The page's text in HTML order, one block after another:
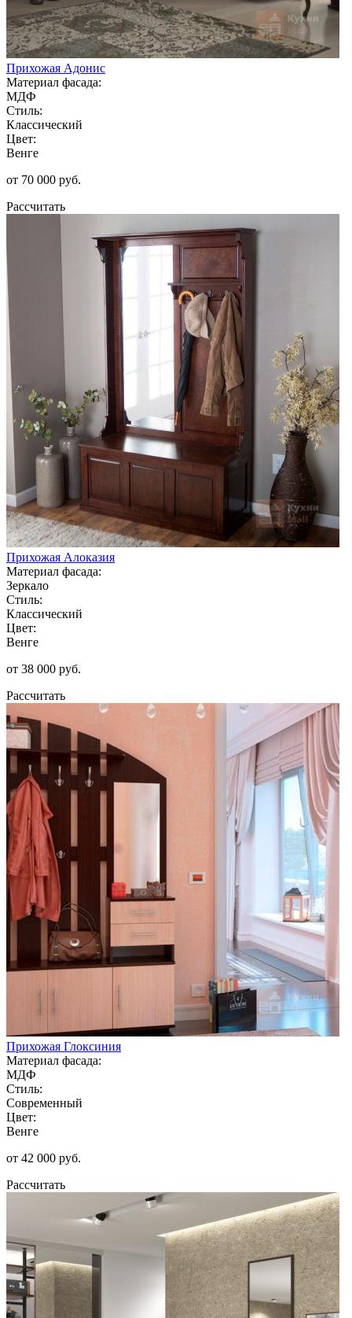
Прихожая Адонис
Материал фасада:
МДФ
Стиль:
Классический
Цвет:
Венге
от 70 000 руб.
Рассчитать
Прихожая Алоказия
Материал фасада:
Зеркало
Стиль:
Классический
Цвет:
Венге
от 38 000 руб.
Рассчитать
Прихожая Глоксиния
Материал фасада:
МДФ
Стиль:
Современный
Цвет:
Венге
от 42 000 руб.
Рассчитать